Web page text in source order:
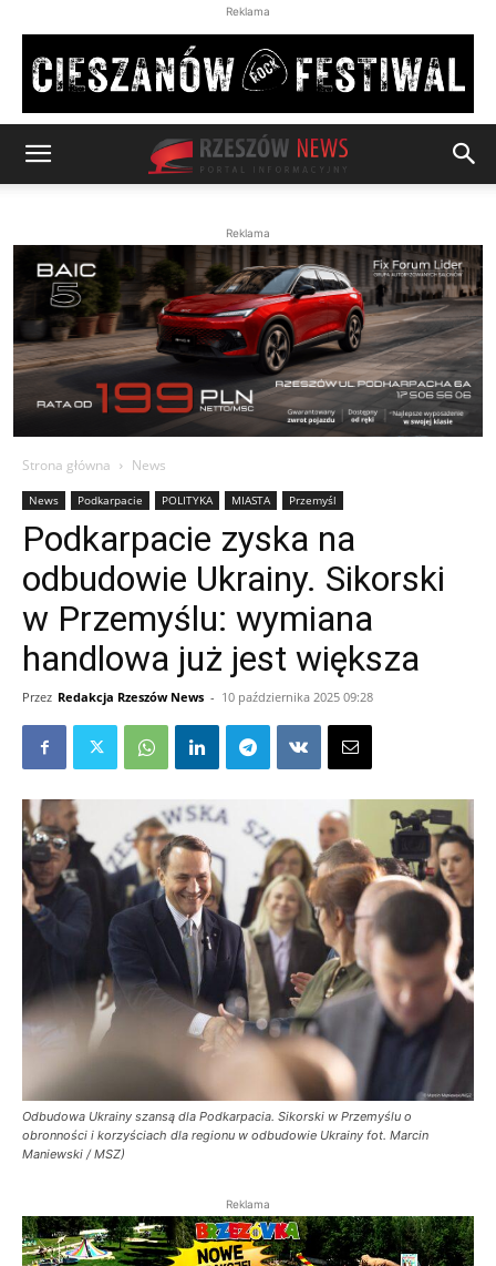
Reklama
Reklama
Strona główna News
News Podkarpacie POLITYKA MIASTA Przemyśl
Podkarpacie zyska na
odbudowie Ukrainy. Sikorski
w Przemyślu: wymiana
handlowa już jest większa
Przez Redakcja Rzeszów News - 10 października 2025 09:28
Odbudowa Ukrainy szansą dla Podkarpacia. Sikorski w Przemyślu o
obronności i korzyściach dla regionu w odbudowie Ukrainy fot. Marcin
Maniewski / MSZ)
Reklama